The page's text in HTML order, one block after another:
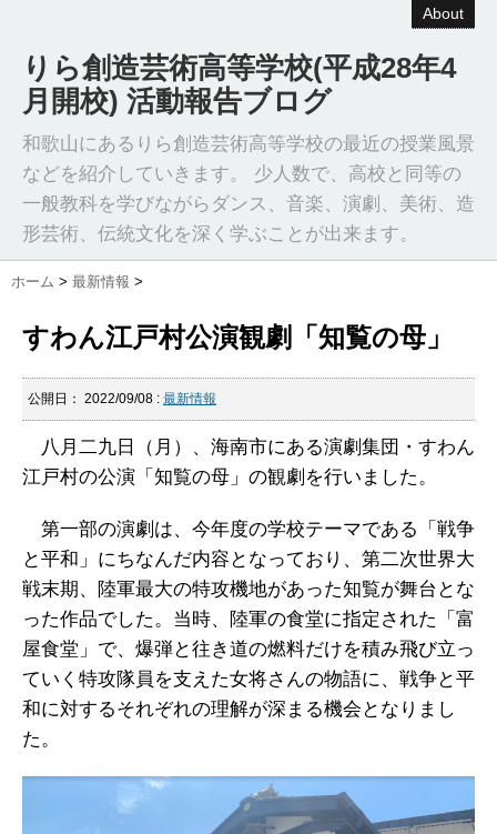
About
りら創造芸術高等学校(平成28年4
月開校) 活動報告ブログ
和歌山にあるりら創造芸術高等学校の最近の授業風景
などを紹介していきます。 少人数で、高校と同等の
一般教科を学びながらダンス、音楽、演劇、美術、造
形芸術、伝統文化を深く学ぶことが出来ます。
ホーム > 最新情報 >
すわん江戸村公演観劇「知覧の母」
公開日： 2022/09/08 : 最新情報
八月二九日（月）、海南市にある演劇集団・すわん
江戸村の公演「知覧の母」の観劇を行いました。
第一部の演劇は、今年度の学校テーマである「戦争
と平和」にちなんだ内容となっており、第二次世界大
戦末期、陸軍最大の特攻機地があった知覧が舞台とな
った作品でした。当時、陸軍の食堂に指定された「富
屋食堂」で、爆弾と往き道の燃料だけを積み飛び立っ
ていく特攻隊員を支えた女将さんの物語に、戦争と平
和に対するそれぞれの理解が深まる機会となりまし
た。